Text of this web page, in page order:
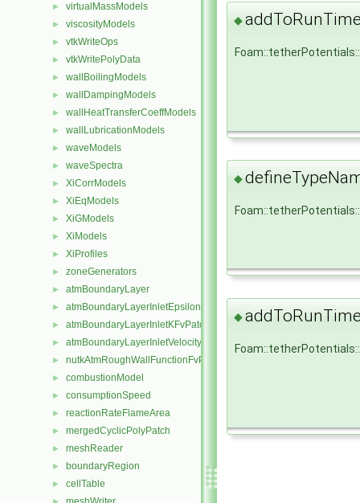
► virtualMassModels
► viscosityModels
► vtkWriteOps
► vtkWritePolyData
► wallBoilingModels
► wallDampingModels
► wallHeatTransferCoeffModels
► wallLubricationModels
► waveModels
► waveSpectra
► XiCorrModels
► XiEqModels
► XiGModels
► XiModels
► XiProfiles
► zoneGenerators
► atmBoundaryLayer
► atmBoundaryLayerInletEpsilonFvPatchScalarField
► atmBoundaryLayerInletKFvPatchScalarField
► atmBoundaryLayerInletVelocityFvPatchVectorField
► nutkAtmRoughWallFunctionFvPatchScalarField
► combustionModel
► consumptionSpeed
► reactionRateFlameArea
► mergedCyclicPolyPatch
► meshReader
► boundaryRegion
► cellTable
◆
◆
◆